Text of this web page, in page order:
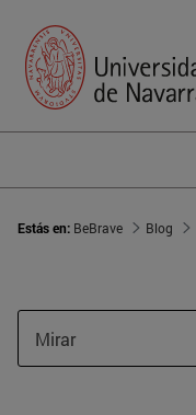
Estás en: BeBrave Blog
Mirar